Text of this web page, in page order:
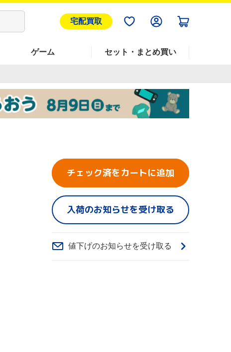
宅配買取
ゲーム セット・まとめ買い
チェック済をカートに追加
入荷のお知らせを受け取る
値下げのお知らせを受け取る